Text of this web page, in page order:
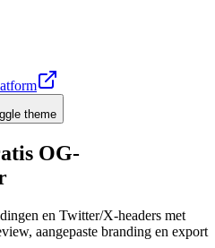
theme
OG-
en Twitter/X-headers met
aangepaste branding en export